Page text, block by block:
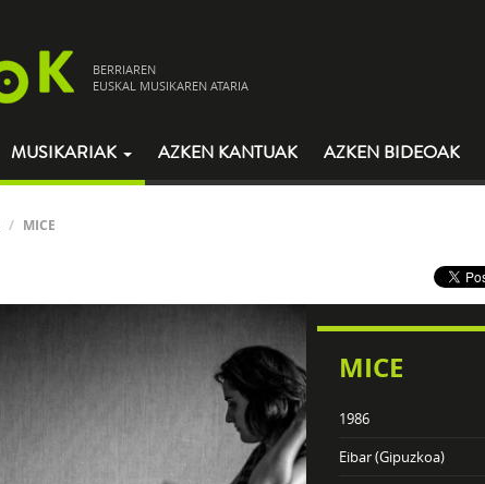
BERRIAREN
EUSKAL MUSIKAREN ATARIA
MUSIKARIAK AZKEN KANTUAK AZKEN BIDEOAK
MICE
MICE
1986
Eibar (Gipuzkoa)